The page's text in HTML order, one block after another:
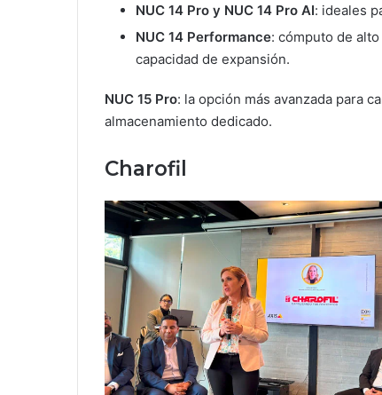
NUC 14 Pro y NUC 14 Pro AI: ideales
NUC 14 Performance: cómputo de
capacidad de expansión.
NUC 15 Pro: la opción más avanzada para
almacenamiento dedicado.
Charofil